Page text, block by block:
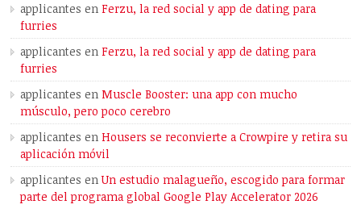
applicantes enFerzu, la red social y app de dating para
furries
applicantes enFerzu, la red social y app de dating para
furries
applicantes enMuscle Booster: una app con mucho
músculo, pero poco cerebro
applicantes enHousers se reconvierte a Crowpire y retira su
aplicación móvil
applicantes enUn estudio malagueño, escogido para formar
parte del programa global Google Play Accelerator 2026